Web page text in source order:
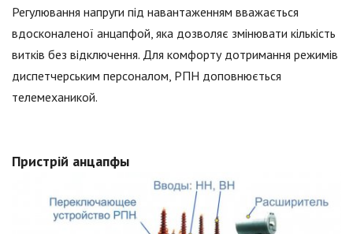
Регулювання напруги під навантаженням вважається
вдосконаленої анцапфой, яка дозволяє змінювати кількість
витків без відключення. Для комфорту дотримання режимів
диспетчерським персоналом, РПН доповнюється
телемеханикой.
Пристрій анцапфы